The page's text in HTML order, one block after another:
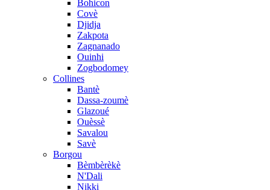
Bohicon
Covè
Djidja
Zakpota
Zagnanado
Ouinhi
Zogbodomey
Collines
Bantè
Dassa-zoumè
Glazoué
Ouèssè
Savalou
Savè
Borgou
Bèmbèrèkè
N'Dali
Nikki